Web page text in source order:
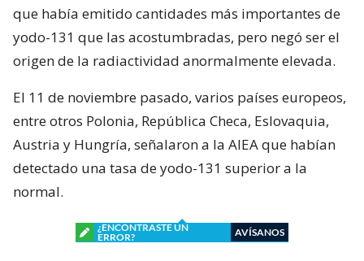
que había emitido cantidades más importantes de
yodo-131 que las acostumbradas, pero negó ser el
origen de la radiactividad anormalmente elevada.
El 11 de noviembre pasado, varios países europeos,
entre otros Polonia, República Checa, Eslovaquia,
Austria y Hungría, señalaron a la AIEA que habían
detectado una tasa de yodo-131 superior a la
normal.
¿ENCONTRASTE UN
ERROR?
AVÍSANOS